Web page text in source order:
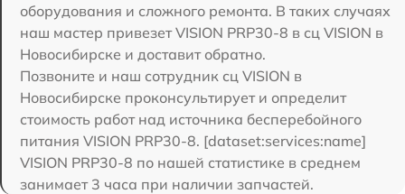
оборудования и сложного ремонта. В таких случаях
наш мастер привезет VISION PRP30-8 в сц VISION в
Новосибирске и доставит обратно.
Позвоните и наш сотрудник сц VISION в
Новосибирске проконсультирует и определит
стоимость работ над источника бесперебойного
питания VISION PRP30-8. [dataset:services:name]
VISION PRP30-8 по нашей статистике в среднем
занимает 3 часа при наличии запчастей.